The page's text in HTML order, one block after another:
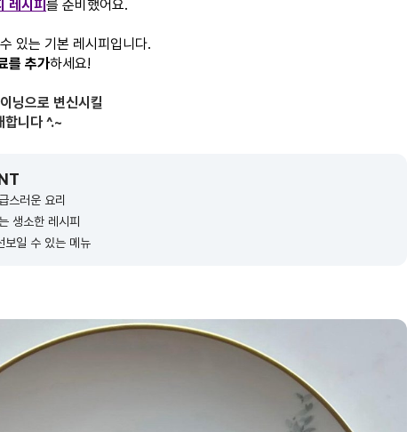
레시피 를 준비했어요.
있는 기본 레시피입니다.
를 추가하세요!
닝으로 변신시킬
합니다 ^.~
스러운 요리
생소한 레시피
보일 수 있는 메뉴